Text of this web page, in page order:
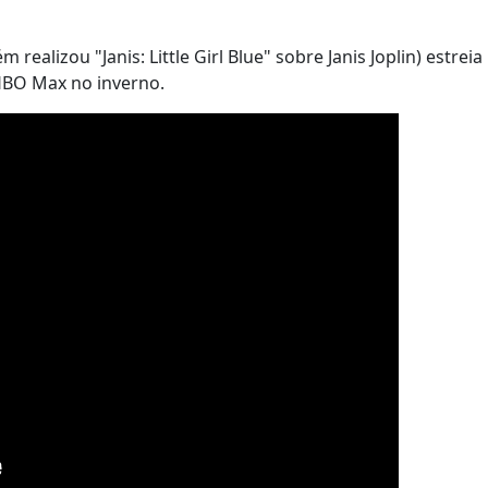
realizou "Janis: Little Girl Blue" sobre Janis Joplin) estreia
Max no inverno.